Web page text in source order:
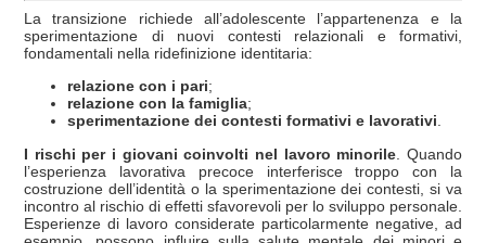
La transizione richiede all’adolescente l’appartenenza e la
sperimentazione di nuovi contesti relazionali e formativi,
fondamentali nella ridefinizione identitaria:
relazione con i pari;
relazione con la famiglia;
sperimentazione dei contesti formativi e lavorativi
I rischi per i giovani coinvolti nel lavoro minorile . Quando
l’esperienza lavorativa precoce interferisce troppo con la
costruzione dell’identità o la sperimentazione dei contesti, si va
incontro al rischio di effetti sfavorevoli per lo sviluppo personale.
Esperienze di lavoro considerate particolarmente negative, ad